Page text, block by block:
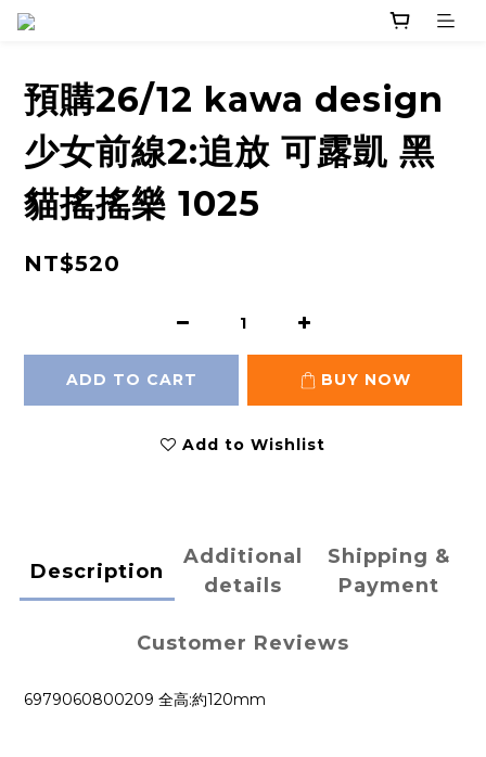
預購26/12 kawa design
少女前線2:追放 可露凱 黑
貓搖搖樂 1025
NT$520
ADD TO CART BUY NOW
Add to Wishlist
Description
Additional
details
Shipping &
Payment
Customer Reviews
6979060800209 全高:約120mm